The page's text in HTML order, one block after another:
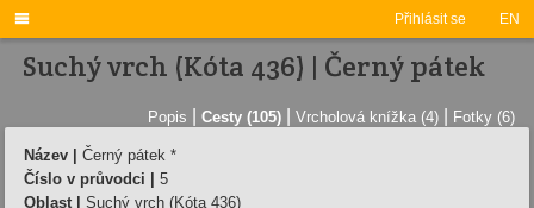
Přihlásit se EN

Suchý vrch (Kóta 436) | Černý pátek
Popis Cesty (105) Vrcholová knížka (4) Fotky (6)
Název |
Černý pátek *
Číslo v průvodci |
5
Oblast |
Suchý vrch (Kóta 436)